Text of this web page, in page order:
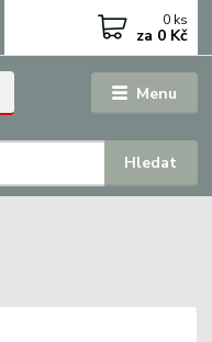
Menu
Hledat
0 ks
za 0 Kč